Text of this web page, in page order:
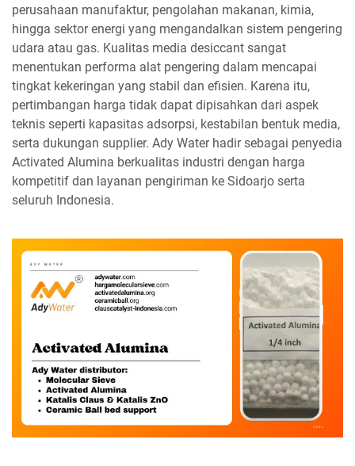
perusahaan manufaktur, pengolahan makanan, kimia,
hingga sektor energi yang mengandalkan sistem pengering
udara atau gas. Kualitas media desiccant sangat
menentukan performa alat pengering dalam mencapai
tingkat kekeringan yang stabil dan efisien. Karena itu,
pertimbangan harga tidak dapat dipisahkan dari aspek
teknis seperti kapasitas adsorpsi, kestabilan bentuk media,
serta dukungan supplier. Ady Water hadir sebagai penyedia
Activated Alumina berkualitas industri dengan harga
kompetitif dan layanan pengiriman ke Sidoarjo serta
seluruh Indonesia.